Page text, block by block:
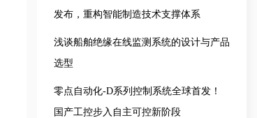
发布，重构智能制造技术支撑体系
浅谈船舶绝缘在线监测系统的设计与产品
选型
零点自动化-D系列控制系统全球首发！
国产工控步入自主可控新阶段